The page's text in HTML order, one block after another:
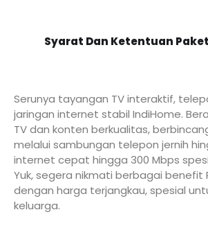
Syarat Dan Ketentuan Paket
Serunya tayangan TV interaktif,
jaringan internet stabil IndiHome.
TV dan konten berkualitas,
melalui sambungan telepon jernih
internet cepat hingga 300 Mbps
Yuk, segera nikmati berbagai benefit
dengan harga terjangkau, spesial
keluarga.